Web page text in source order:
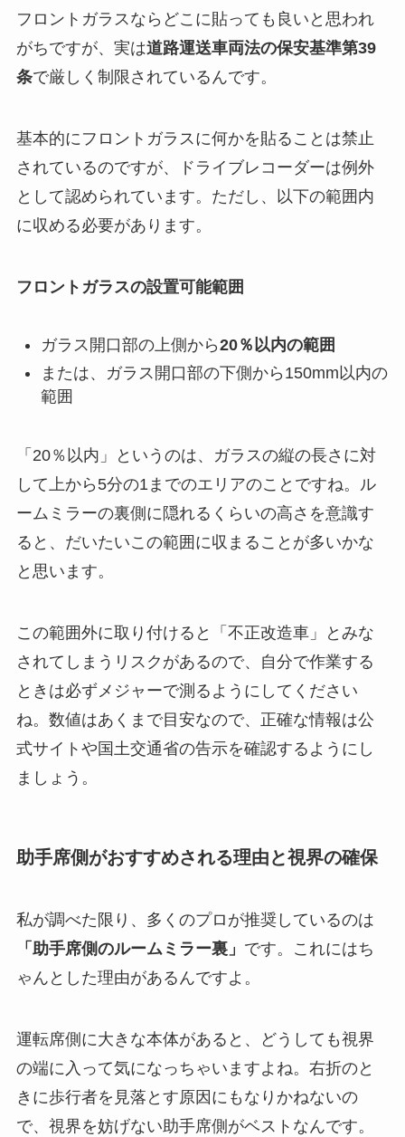
フロントガラスならどこに貼っても良いと思われ
がちですが、実は道路運送車両法の保安基準第39
条で厳しく制限されているんです。
基本的にフロントガラスに何かを貼ることは禁止
されているのですが、ドライブレコーダーは例外
として認められています。ただし、以下の範囲内
に収める必要があります。
フロントガラスの設置可能範囲
ガラス開口部の上側から20％以内の範囲
または、ガラス開口部の下側から150mm以内の
範囲
「20％以内」というのは、ガラスの縦の長さに対
して上から5分の1までのエリアのことですね。ル
ームミラーの裏側に隠れるくらいの高さを意識す
ると、だいたいこの範囲に収まることが多いかな
と思います。
この範囲外に取り付けると「不正改造車」とみな
されてしまうリスクがあるので、自分で作業する
ときは必ずメジャーで測るようにしてください
ね。数値はあくまで目安なので、正確な情報は公
式サイトや国土交通省の告示を確認するようにし
ましょう。
助手席側がおすすめされる理由と視界の確保
私が調べた限り、多くのプロが推奨しているのは
「助手席側のルームミラー裏」 です。これにはち
ゃんとした理由があるんですよ。
運転席側に大きな本体があると、どうしても視界
の端に入って気になっちゃいますよね。右折のと
きに歩行者を見落とす原因にもなりかねないの
で、視界を妨げない助手席側がベストなんです。